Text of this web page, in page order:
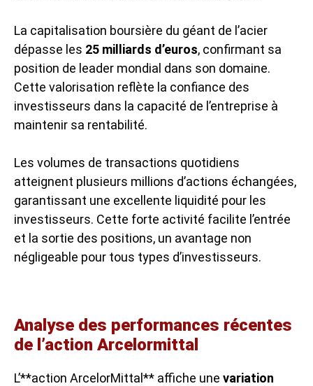
La capitalisation boursière du géant de l’acier
dépasse les 25 milliards d’euros, confirmant sa
position de leader mondial dans son domaine.
Cette valorisation reflète la confiance des
investisseurs dans la capacité de l’entreprise à
maintenir sa rentabilité.
Les volumes de transactions quotidiens
atteignent plusieurs millions d’actions échangées,
garantissant une excellente liquidité pour les
investisseurs. Cette forte activité facilite l’entrée
et la sortie des positions, un avantage non
négligeable pour tous types d’investisseurs.
Analyse des performances récentes
de l’action Arcelormittal
L’**action ArcelorMittal** affiche une variation